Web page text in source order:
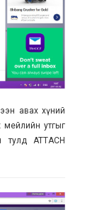
авах хүний
мейлийн утгыг
ATTACH